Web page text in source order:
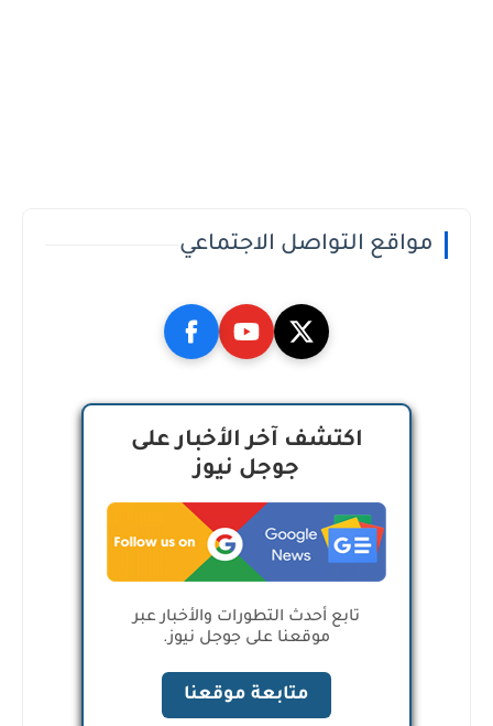
مواقع التواصل الاجتماعي
اكتشف آخر الأخبار على
جوجل نيوز
تابع أحدث التطورات والأخبار عبر
موقعنا على جوجل نيوز.
متابعة موقعنا